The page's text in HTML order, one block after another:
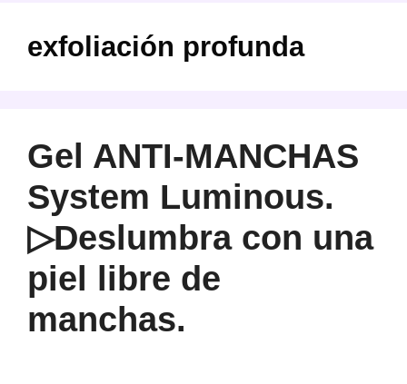
exfoliación profunda
Gel ANTI-MANCHAS
System Luminous.
▷Deslumbra con una
piel libre de
manchas.